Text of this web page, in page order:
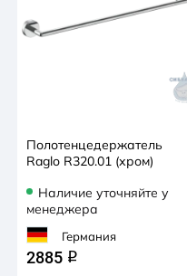
Полотенцедержатель
Raglo R320.01 (хром)
Наличие уточняйте у
менеджера
Германия
2885 q